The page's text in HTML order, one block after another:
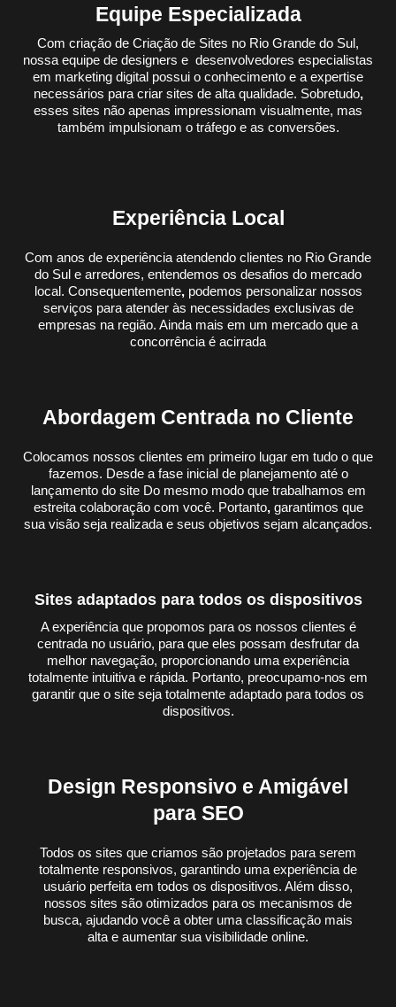
Equipe Especializada
Com criação de Criação de Sites no Rio Grande do Sul,
nossa equipe de designers e desenvolvedores especialistas
em marketing digital possui o conhecimento e a expertise
necessários para criar sites de alta qualidade. Sobretudo,
esses sites não apenas impressionam visualmente, mas
também impulsionam o tráfego e as conversões.
Experiência Local
Com anos de experiência atendendo clientes no Rio Grande
do Sul e arredores, entendemos os desafios do mercado
local. Consequentemente,podemos personalizar nossos
serviços para atender às necessidades exclusivas de
empresas na região. Ainda mais em um mercado que a
concorrência é acirrada
Abordagem Centrada no Cliente
Colocamos nossos clientes em primeiro lugar em tudo o que
fazemos. Desde a fase inicial de planejamento até o
lançamento do site Do mesmo modo que trabalhamos em
estreita colaboração com você. Portanto,garantimos que
sua visão seja realizada e seus objetivos sejam alcançados.
Sites adaptados para todos os dispositivos
A experiência que propomos para os nossos clientes é
centrada no usuário, para que eles possam desfrutar da
melhor navegação, proporcionando uma experiência
totalmente intuitiva e rápida. Portanto, preocupamo-nos em
garantir que o site seja totalmente adaptado para todos os
dispositivos.
Design Responsivo e Amigável
para SEO
Todos os sites que criamos são projetados para serem
totalmente responsivos, garantindo uma experiência de
usuário perfeita em todos os dispositivos. Além disso,
nossos sites são otimizados para os mecanismos de
busca, ajudando você a obter uma classificação mais
alta e aumentar sua visibilidade online.